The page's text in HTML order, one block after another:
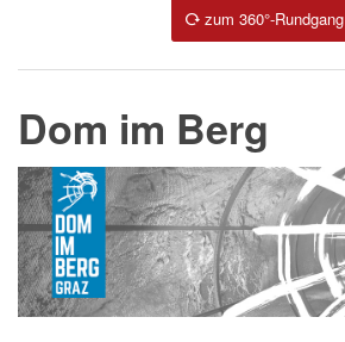
zum 360°-Rundgang
Dom im Berg